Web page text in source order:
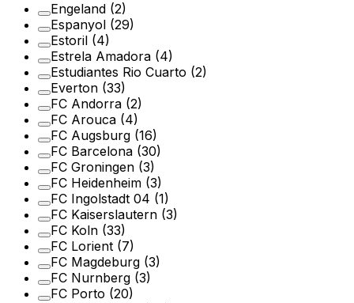
Engeland (2)
Espanyol (29)
Estoril (4)
Estrela Amadora (4)
Estudiantes Rio Cuarto (2)
Everton (33)
FC Andorra (2)
FC Arouca (4)
FC Augsburg (16)
FC Barcelona (30)
FC Groningen (3)
FC Heidenheim (3)
FC Ingolstadt 04 (1)
FC Kaiserslautern (3)
FC Koln (33)
FC Lorient (7)
FC Magdeburg (3)
FC Nurnberg (3)
FC Porto (20)